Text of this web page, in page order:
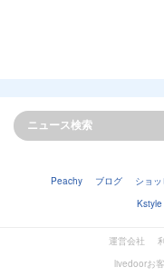
Peachy ブログ ショ
Kstyle
運営会社
livedoorお